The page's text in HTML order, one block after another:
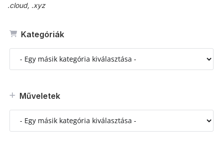
Kategóriák
Műveletek
.cloud, .xyz